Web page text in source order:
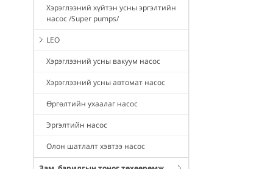
Хэрэглээний хүйтэн усны эргэлтийн
насос /Super pumps/
LEO
Хэрэглээний усны вакуум насос
Хэрэглээний усны автомат насос
Өргөлтийн ухаалаг насос
Эргэлтийн насос
Олон шатлалт хэвтээ насос